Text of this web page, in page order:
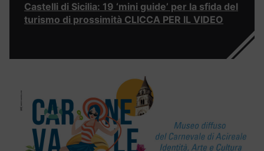
Castelli di Sicilia: 19 ‘mini guide’ per la sfida del
turismo di prossimità CLICCA PER IL VIDEO